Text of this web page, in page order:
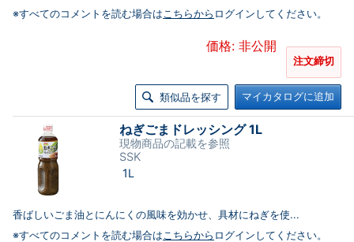
※すべてのコメントを読む場合はこちらから ログインしてください。
価格: 非公開
注文締切
類似品を探す マイカタログに追加
ねぎごまドレッシング 1L
現物商品の記載を参照
SSK
1L
香ばしいごま油とにんにくの風味を効かせ、具材にねぎを使...
※すべてのコメントを読む場合はこちらから ログインしてください。